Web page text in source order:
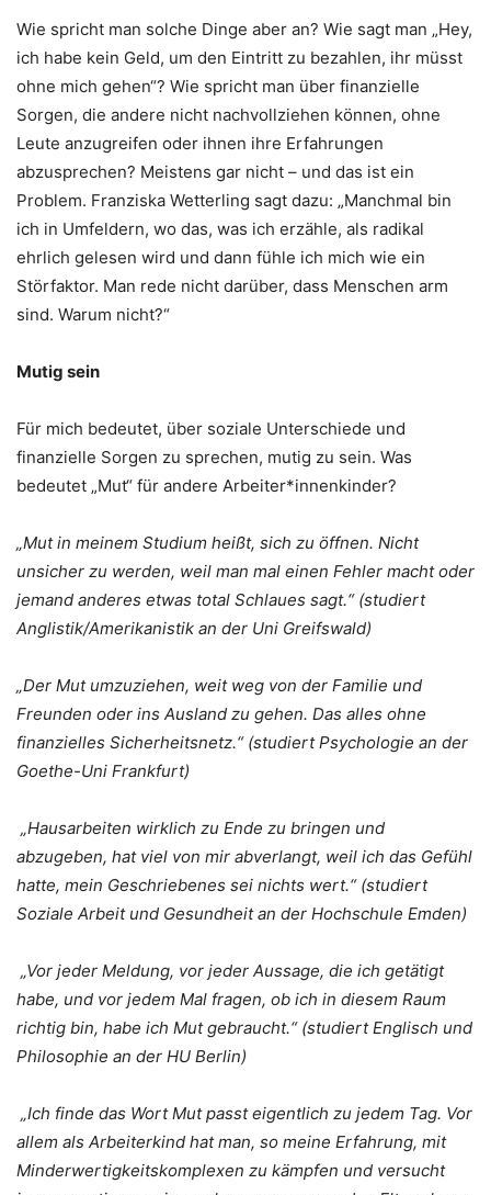
Wie spricht man solche Dinge aber an? Wie sagt man „Hey,
ich habe kein Geld, um den Eintritt zu bezahlen, ihr müsst
ohne mich gehen“? Wie spricht man über finanzielle
Sorgen, die andere nicht nachvollziehen können, ohne
Leute anzugreifen oder ihnen ihre Erfahrungen
abzusprechen? Meistens gar nicht – und das ist ein
Problem. Franziska Wetterling sagt dazu: „Manchmal bin
ich in Umfeldern, wo das, was ich erzähle, als radikal
ehrlich gelesen wird und dann fühle ich mich wie ein
Störfaktor. Man rede nicht darüber, dass Menschen arm
sind. Warum nicht?“
Mutig sein
Für mich bedeutet, über soziale Unterschiede und
finanzielle Sorgen zu sprechen, mutig zu sein. Was
bedeutet „Mut“ für andere Arbeiter*innenkinder?
„Mut in meinem Studium heißt, sich zu öffnen. Nicht
unsicher zu werden, weil man mal einen Fehler macht oder
jemand anderes etwas total Schlaues sagt.“ (studiert
Anglistik/Amerikanistik an der Uni Greifswald)
„Der Mut umzuziehen, weit weg von der Familie und
Freunden oder ins Ausland zu gehen. Das alles ohne
finanzielles Sicherheitsnetz.“ (studiert Psychologie an der
Goethe-Uni Frankfurt)
„Hausarbeiten wirklich zu Ende zu bringen und
abzugeben, hat viel von mir abverlangt, weil ich das Gefühl
hatte, mein Geschriebenes sei nichts wert.“ (studiert
Soziale Arbeit und Gesundheit an der Hochschule Emden)
„Vor jeder Meldung, vor jeder Aussage, die ich getätigt
habe, und vor jedem Mal fragen, ob ich in diesem Raum
richtig bin, habe ich Mut gebraucht.“ (studiert Englisch und
Philosophie an der HU Berlin)
„Ich finde das Wort Mut passt eigentlich zu jedem Tag. Vor
allem als Arbeiterkind hat man, so meine Erfahrung, mit
Minderwertigkeitskomplexen zu kämpfen und versucht